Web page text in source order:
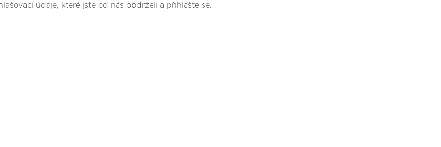
údaje, které jste od nás obdrželi a přihlašte se.